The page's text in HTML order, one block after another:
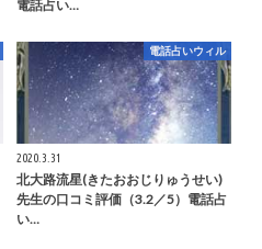
電話占い…
電話占いウィル
2020.3.31
北大路流星(きたおおじりゅうせい)
先生の口コミ評価（3.2／5）電話占
い…